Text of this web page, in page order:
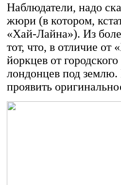
Наблюдатели, надо
жюри (в котором,
«Хай-Лайна»). Из
тот, что, в отличие
йоркцев от
лондонцев под
проявить